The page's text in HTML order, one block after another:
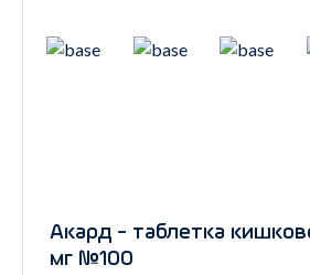
Акард - таблетка
мг №100